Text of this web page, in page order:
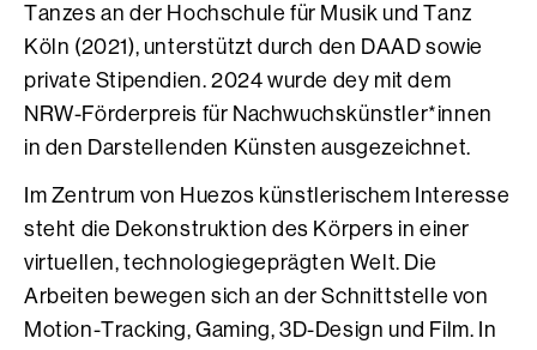
Tanzes an der Hochschule für Musik und Tanz
Köln (2021), unterstützt durch den DAAD sowie
private Stipendien. 2024 wurde dey mit dem
NRW-Förderpreis für Nachwuchskünstler*innen
in den Darstellenden Künsten ausgezeichnet.
Im Zentrum von Huezos künstlerischem Interesse
steht die Dekonstruktion des Körpers in einer
virtuellen, technologiegeprägten Welt. Die
Arbeiten bewegen sich an der Schnittstelle von
Motion-Tracking, Gaming, 3D-Design und Film. In